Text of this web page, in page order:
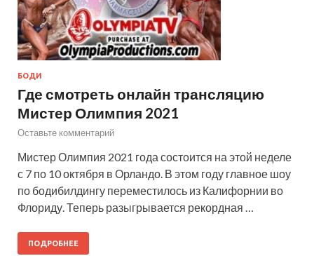
БОДИ
Где смотреть онлайн трансляцию
Мистер Олимпия 2021
Оставьте комментарий
Мистер Олимпия 2021 года состоится на этой неделе
с 7 по 10 октября в Орландо. В этом году главное шоу
по бодибилдингу переместилось из Калифорнии во
Флориду. Теперь разыгрывается рекордная …
ПОДРОБНЕЕ